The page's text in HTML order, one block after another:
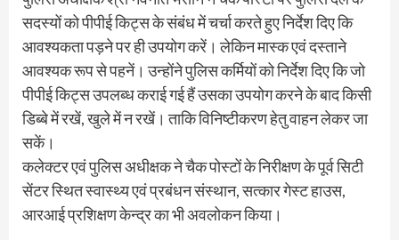
सदस्यों को पीपीई किट्स के संबंध में चर्चा करते हुए निर्देश दिए कि
आवश्यकता पड़ने पर ही उपयोग करें। लेकिन मास्क एवं दस्ताने
आवश्यक रूप से पहनें। उन्होंने पुलिस कर्मियों को निर्देश दिए कि जो
पीपीई किट्स उपलब्ध कराई गई हैं उसका उपयोग करने के बाद किसी
डिब्बे में रखें, खुले में न रखें। ताकि विनिष्टीकरण हेतु वाहन लेकर जा
सकें।
कलेक्टर एवं पुलिस अधीक्षक ने चैक पोस्टों के निरीक्षण के पूर्व सिटी
सेंटर स्थित स्वास्थ्य एवं प्रबंधन संस्थान, सत्कार गेस्ट हाउस,
आरआई प्रशिक्षण केन्द्र का भी अवलोकन किया।